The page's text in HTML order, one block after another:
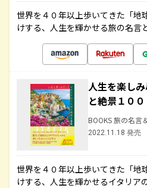
世界を４０年以上歩いてきた「地
けする、人生を輝かせる旅の名言
人生を楽し
と絶景１００
BOOKS 旅の名言
2022.11.18 発売
世界を４０年以上歩いてきた「地
けする、人生を輝かせるイタリア